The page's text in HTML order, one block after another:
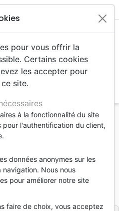
la Bible
Commentaires
9782879070933
Chrétien
pour vous offrir la
Certains cookies
les accepter pour
site.
à la fonctionnalité du site
pour l'authentification du client,
données anonymes sur les
Nous nous
pour améliorer notre site
faire de choix, vous acceptez